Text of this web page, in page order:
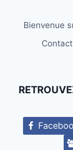
Bienvenue
Contact